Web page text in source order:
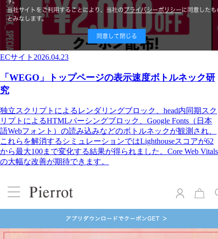
ECサイト 2026.04.23
「WEGO」トップページの表示速度ボトルネック研
究
独立スクリプトによるレンダリングブロック、head内同期スク
リプトによるHTMLパーシングブロック、Google Fonts（日本
語Webフォント）の読み込みなどのボトルネックが観測され、
これらを解消するシミュレーションではLighthouseスコアが62
から最大100まで変化する結果が得られました。Core Web Vitals
の大幅な改善が期待できます。